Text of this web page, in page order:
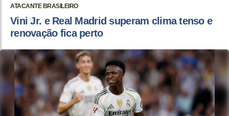
ATACANTE BRASILEIRO
Vini Jr. e Real Madrid superam clima tenso e
renovação fica perto